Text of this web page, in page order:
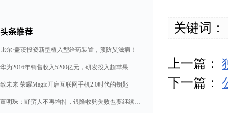
头条推荐
比尔·盖茨投资新型植入型给药装置，预防艾滋病！
华为2016年销售收入5200亿元，研发投入超苹果
致未来 荣耀Magic开启互联网手机2.0时代的钥匙
董明珠：野蛮人不再增持，银隆收购失败也要继续造格力汽车
关键词：
上一篇：
下一篇：